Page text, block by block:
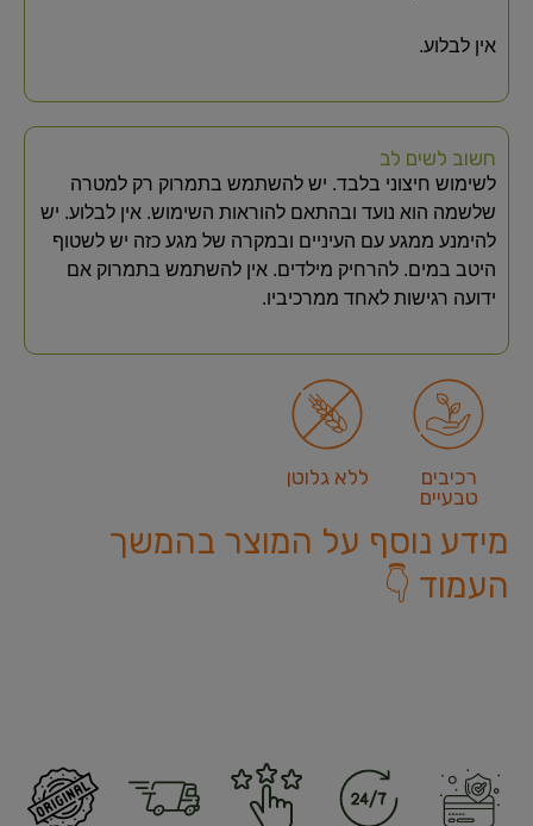
אין לבלוע.
חשוב לשים לב
לשימוש חיצוני בלבד. יש להשתמש בתמרוק רק למטרה
שלשמה הוא נועד ובהתאם להוראות השימוש. אין לבלוע. יש
להימנע ממגע עם העיניים ובמקרה של מגע כזה יש לשטוף
היטב במים. להרחיק מילדים. אין להשתמש בתמרוק אם
ידועה רגישות לאחד ממרכיביו.
רכיבים
טבעיים
ללא גלוטן
מידע נוסף על המוצר בהמשך
העמוד 👇